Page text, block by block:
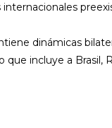
dinámicas
que incluye a Brasil,